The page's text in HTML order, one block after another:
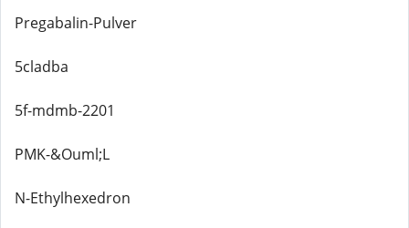
Pregabalin-Pulver
5cladba
5f-mdmb-2201
PMK-&Ouml;L
N-Ethylhexedron